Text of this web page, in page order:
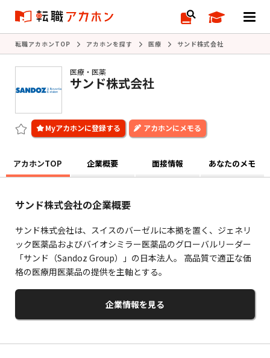
転職アカホンTOP アカホンを探す 医療 サンド株式会社
医療・医薬
サンド株式会社
アカホンにメモる
アカホンTOP 企業概要 面接情報 あなたのメモ
サンド株式会社の企業概要
サンド株式会社は、スイスのバーゼルに本拠を置く、ジェネリ
ック医薬品およびバイオシミラー医薬品のグローバルリーダー
「サンド（Sandoz Group）」の日本法人。 高品質で適正な価
格の医療用医薬品の提供を主軸とする。
企業情報を見る